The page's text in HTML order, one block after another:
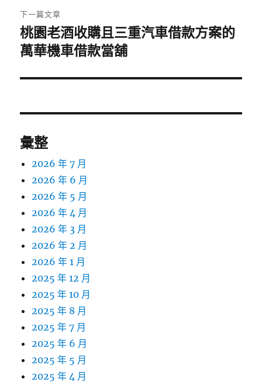
章:
下一篇文章
下
一
文
桃園老酒收購且三重汽車借款方案的
萬華機車借款當舖
彙整
2026 年 7 月
2026 年 6 月
2026 年 5 月
2026 年 4 月
2026 年 3 月
2026 年 2 月
2026 年 1 月
2025 年 12 月
2025 年 10 月
2025 年 8 月
2025 年 7 月
2025 年 6 月
2025 年 5 月
2025 年 4 月